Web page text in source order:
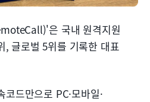
은 국내 원격지원
, 글로벌 5위를 기록한 대표
드만으로 PC·모바일·